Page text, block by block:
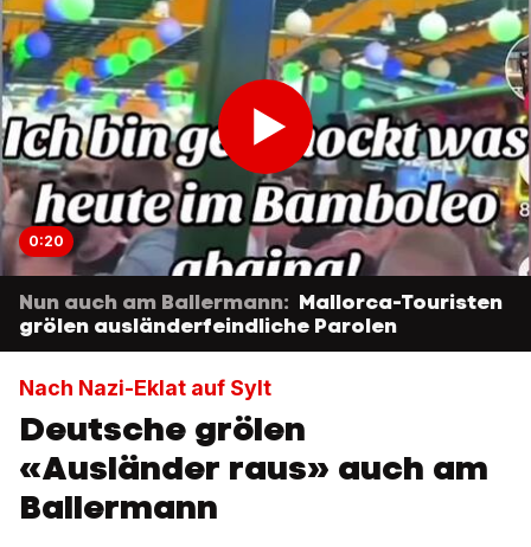
0:20
Nun auch am Ballermann: Mallorca-Touristen
grölen ausländerfeindliche Parolen
Nach Nazi-Eklat auf Sylt
Deutsche grölen
«Ausländer raus» auch am
Ballermann